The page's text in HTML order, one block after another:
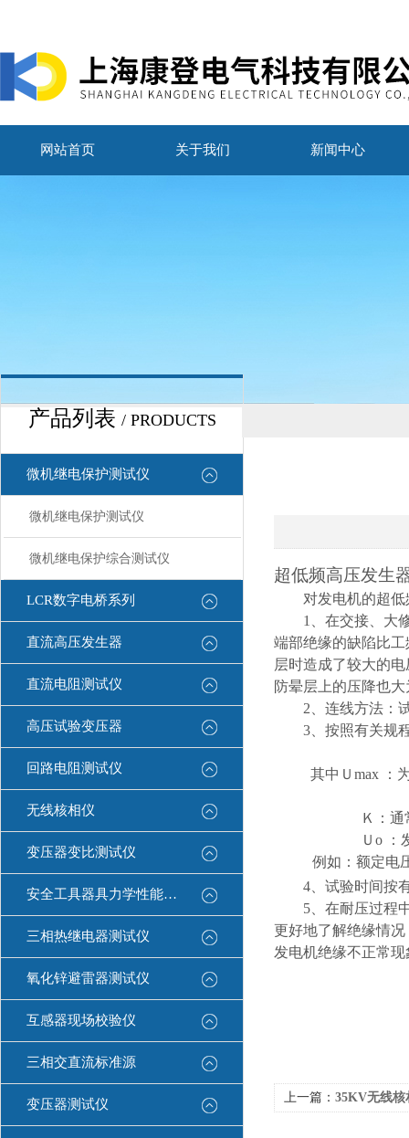
网站首页 关于我们 新闻中心
产品列表 / PRODUCTS
微机继电保护测试仪
微机继电保护测试仪
微机继电保护综合测试仪
LCR数字电桥系列
直流高压发生器
直流电阻测试仪
高压试验变压器
回路电阻测试仪
无线核相仪
变压器变比测试仪
安全工具器具力学性能测试机
三相热继电器测试仪
氧化锌避雷器测试仪
互感器现场校验仪
三相交直流标准源
变压器测试仪
超低频高压发生
对发电机的超
1
、在交接、大
端部绝缘的缺陷比
层时造成了较大的
防晕层上的压降也
2 、连线方法：
3 、按照有关规
其中Ｕ max ：
Ｋ：通
Ｕ o
例如：额定电
4 、试验时间按
5 、在耐压过
更好地了解绝缘情
发电机绝缘不正常
上一篇： 35KV无线核相仪